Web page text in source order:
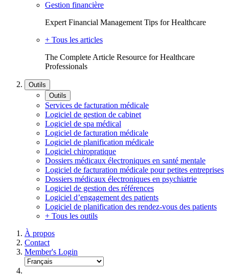
Gestion financière
Expert Financial Management Tips for Healthcare
+ Tous les articles
The Complete Article Resource for Healthcare
Professionals
Outils
Outils
Services de facturation médicale
Logiciel de gestion de cabinet
Logiciel de spa médical
Logiciel de facturation médicale
Logiciel de planification médicale
Logiciel chiropratique
Dossiers médicaux électroniques en santé mentale
Logiciel de facturation médicale pour petites entreprises
Dossiers médicaux électroniques en psychiatrie
Logiciel de gestion des références
Logiciel d’engagement des patients
Logiciel de planification des rendez-vous des patients
+ Tous les outils
À propos
Contact
Member's Login